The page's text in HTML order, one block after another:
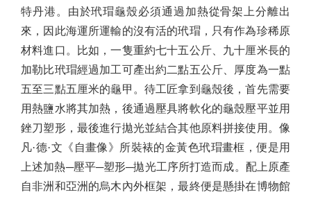
特丹港。由於玳瑁龜殼必須通過加熱從骨架上分離出
來，因此海運所運輸的沒有活的玳瑁，只有作為珍稀原
材料進口。比如，一隻重約七十五公斤、九十厘米長的
加勒比玳瑁經過加工可產出約二點五公斤、厚度為一點
五至三點五厘米的龜甲。待工匠拿到龜殼後，首先需要
用熱鹽水將其加熱，後通過壓具將軟化的龜殼壓平並用
銼刀塑形，最後進行拋光並結合其他原料拼接使用。像
凡·德·文《自畫像》所裝裱的金黃色玳瑁畫框，便是用
上述加熱─壓平─塑形─拋光工序所打造而成。配上原產
自非洲和亞洲的烏木內外框架，最終便是懸掛在博物館